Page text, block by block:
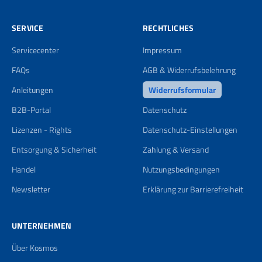
SERVICE
Servicecenter
FAQs
Anleitungen
B2B-Portal
Lizenzen - Rights
Entsorgung & Sicherheit
Handel
Newsletter
RECHTLICHES
Impressum
AGB & Widerrufsbelehrung
Widerrufsformular
Datenschutz
Datenschutz-Einstellungen
Zahlung & Versand
Nutzungsbedingungen
Erklärung zur Barrierefreiheit
UNTERNEHMEN
Über Kosmos